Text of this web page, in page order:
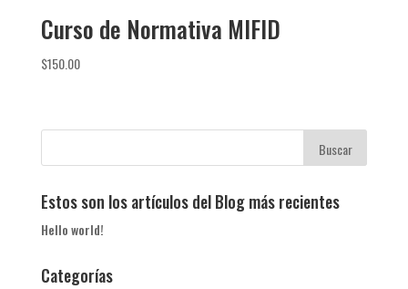
Curso de Normativa MIFID
$150.00
Estos son los artículos del Blog más recientes
Hello world!
Categorías